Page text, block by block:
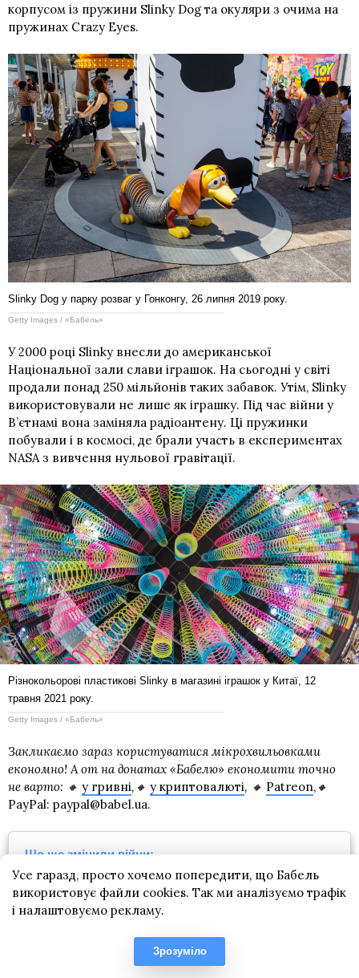
корпусом із пружини Slinky Dog та окуляри з очима на
пружинах Crazy Eyes.
Slinky Dog у парку розваг у Гонконгу, 26 липня 2019 року.
Getty Images / «Бабель»
У 2000 році Slinky внесли до американської
Національної зали слави іграшок. На сьогодні у світі
продали понад 250 мільйонів таких забавок. Утім, Slinky
використовували не лише як іграшку. Під час війни у
В’єтнамі вона заміняла радіоантену. Ці пружинки
побували і в космосі, де брали участь в експериментах
NASA з вивчення нульової гравітації.
Різнокольорові пластикові Slinky в магазині іграшок у Китаї, 12
травня 2021 року.
Getty Images / «Бабель»
Закликаємо зараз користуватися мікрохвильовками
економно! А от на донатах «Бабелю» економити точно
не варто: 🔸 у гривні,🔸 у криптовалюті, 🔸 Patreon, 🔸
PayPal: paypal@babel.ua.
Що ще змінили війни:
Консерви в пляшках з-під шампанського і
бульйонні кубики для обраних. Як війни змінили
харчові звички і перетворили консервативну
Світові війни очікувано змінили майбутнє Європи і
Усе гаразд, просто хочемо попередити, що Бабель
використовує файли cookies. Так ми аналізуємо трафік
і налаштовуємо рекламу.
Зрозуміло